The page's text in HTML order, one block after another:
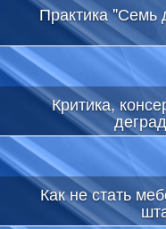
Практика "Семь
Критика,
Как не стать